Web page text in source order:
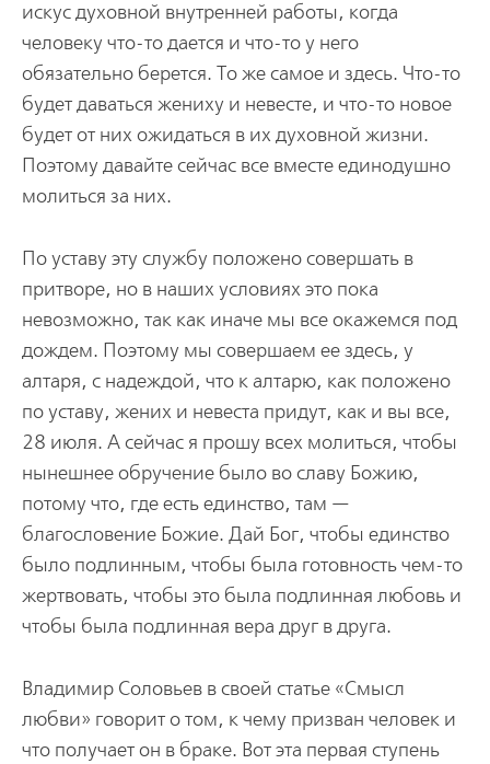
искус духовной внутренней работы, когда
человеку что-то дается и что-то у него
обязательно берется. То же самое и здесь. Что-то
будет даваться жениху и невесте, и что-то новое
будет от них ожидаться в их духовной жизни.
Поэтому давайте сейчас все вместе единодушно
молиться за них.
По уставу эту службу положено совершать в
притворе, но в наших условиях это пока
невозможно, так как иначе мы все окажемся под
дождем. Поэтому мы совершаем ее здесь, у
алтаря, с надеждой, что к алтарю, как положено
по уставу, жених и невеста придут, как и вы все,
28 июля. А сейчас я прошу всех молиться, чтобы
нынешнее обручение было во славу Божию,
потому что, где есть единство, там —
благословение Божие. Дай Бог, чтобы единство
было подлинным, чтобы была готовность чем-то
жертвовать, чтобы это была подлинная любовь и
чтобы была подлинная вера друг в друга.
Владимир Соловьев в своей статье «Смысл
любви» говорит о том, к чему призван человек и
что получает он в браке. Вот эта первая ступень